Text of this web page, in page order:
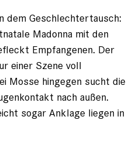
dem Geschlechtertausch:
Madonna mit den
Em­pfangenen. Der
einer Szene voll
Mosse hingegen sucht die
nach außen.
sogar Anklage liegen in